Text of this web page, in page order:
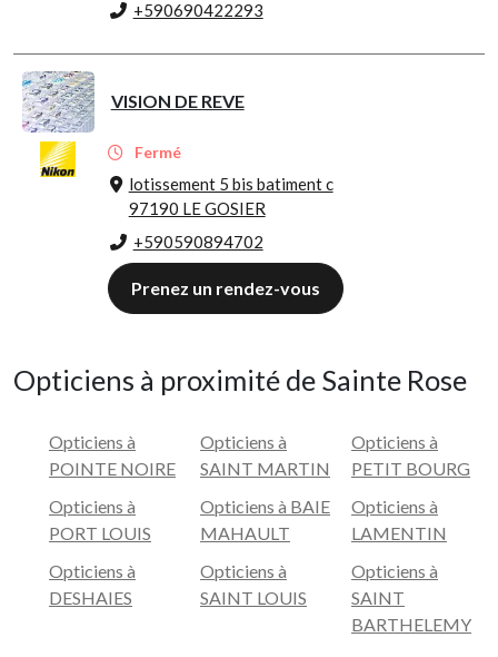
+590690422293
VISION DE REVE
Fermé
lotissement 5 bis batiment c
97190 LE GOSIER
+590590894702
Prenez un rendez-vous
Opticiens à proximité de Sainte Rose
Opticiens à
POINTE NOIRE
Opticiens à
PORT LOUIS
Opticiens à
DESHAIES
Opticiens à
SAINT MARTIN
Opticiens à BAIE
MAHAULT
Opticiens à
SAINT LOUIS
Opticiens à
PETIT BOURG
Opticiens à
LAMENTIN
Opticiens à
SAINT
BARTHELEMY